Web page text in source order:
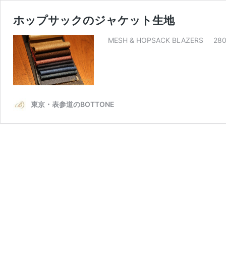
ホップサックのジャケット生地
MESH & HOPSACK BLAZERS
東京・表参道のBOTTONE